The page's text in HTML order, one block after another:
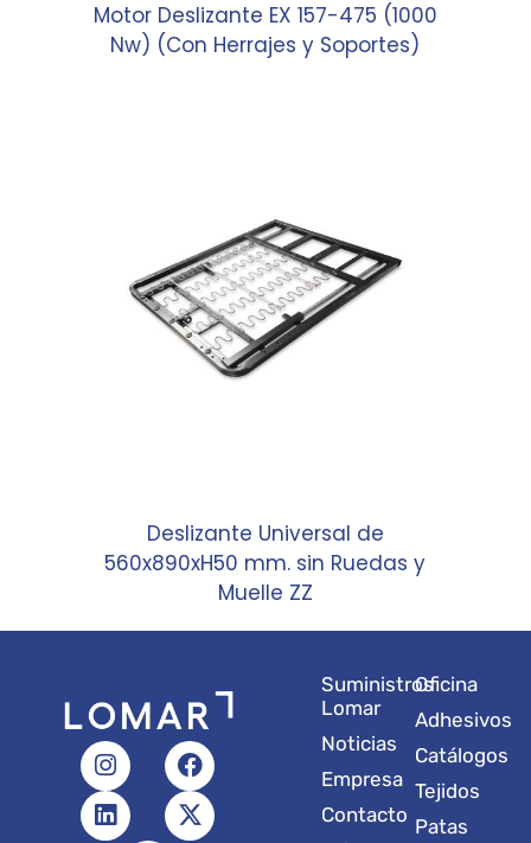
Motor Deslizante EX 157-475 (1000
Nw) (Con Herrajes y Soportes)
Deslizante Universal de
560x890xH50 mm. sin Ruedas y
Muelle ZZ
I
n
s
t
F
a
c
e
L
i
n
k
X
-
t
w
Suministros
Lomar
Noticias
Empresa
Contacto
Oficina
Adhesivos
Catálogos
Tejidos
Patas